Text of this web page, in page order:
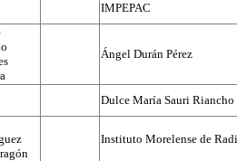
IMPEPAC
Ángel Durán Pérez
Dulce María Sauri
Instituto Morelense de